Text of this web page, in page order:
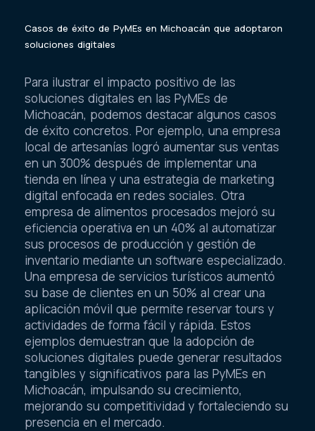
Casos de éxito de PyMEs en Michoacán que adoptaron
soluciones digitales
Para ilustrar el impacto positivo de las
soluciones digitales en las PyMEs de
Michoacán, podemos destacar algunos casos
de éxito concretos. Por ejemplo, una empresa
local de artesanías logró aumentar sus ventas
en un 300% después de implementar una
tienda en línea y una estrategia de marketing
digital enfocada en redes sociales. Otra
empresa de alimentos procesados mejoró su
eficiencia operativa en un 40% al automatizar
sus procesos de producción y gestión de
inventario mediante un software especializado.
Una empresa de servicios turísticos aumentó
su base de clientes en un 50% al crear una
aplicación móvil que permite reservar tours y
actividades de forma fácil y rápida. Estos
ejemplos demuestran que la adopción de
soluciones digitales puede generar resultados
tangibles y significativos para las PyMEs en
Michoacán, impulsando su crecimiento,
mejorando su competitividad y fortaleciendo su
presencia en el mercado.